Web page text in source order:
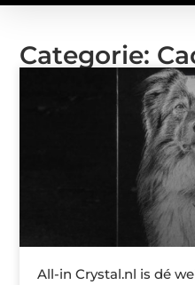
Categorie:
All-in Crystal.nl is dé